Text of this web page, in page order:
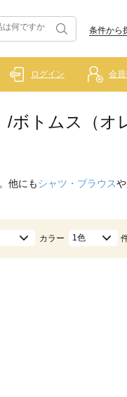
条件から
ログイン 会
/ボトムス（オ
他にもシャツ・ブラウスや
カラー 1色